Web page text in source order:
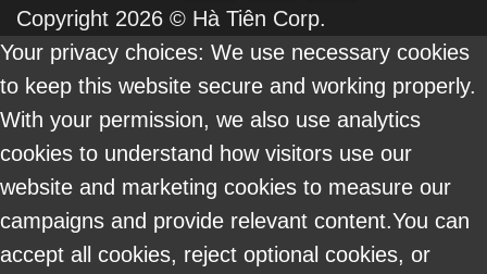
On
Delivery
Copyright 2026 © Hà Tiên Corp.
Your privacy choices: We use necessary cookies
to keep this website secure and working properly.
With your permission, we also use analytics
cookies to understand how visitors use our
website and marketing cookies to measure our
campaigns and provide relevant content.You can
accept all cookies, reject optional cookies, or